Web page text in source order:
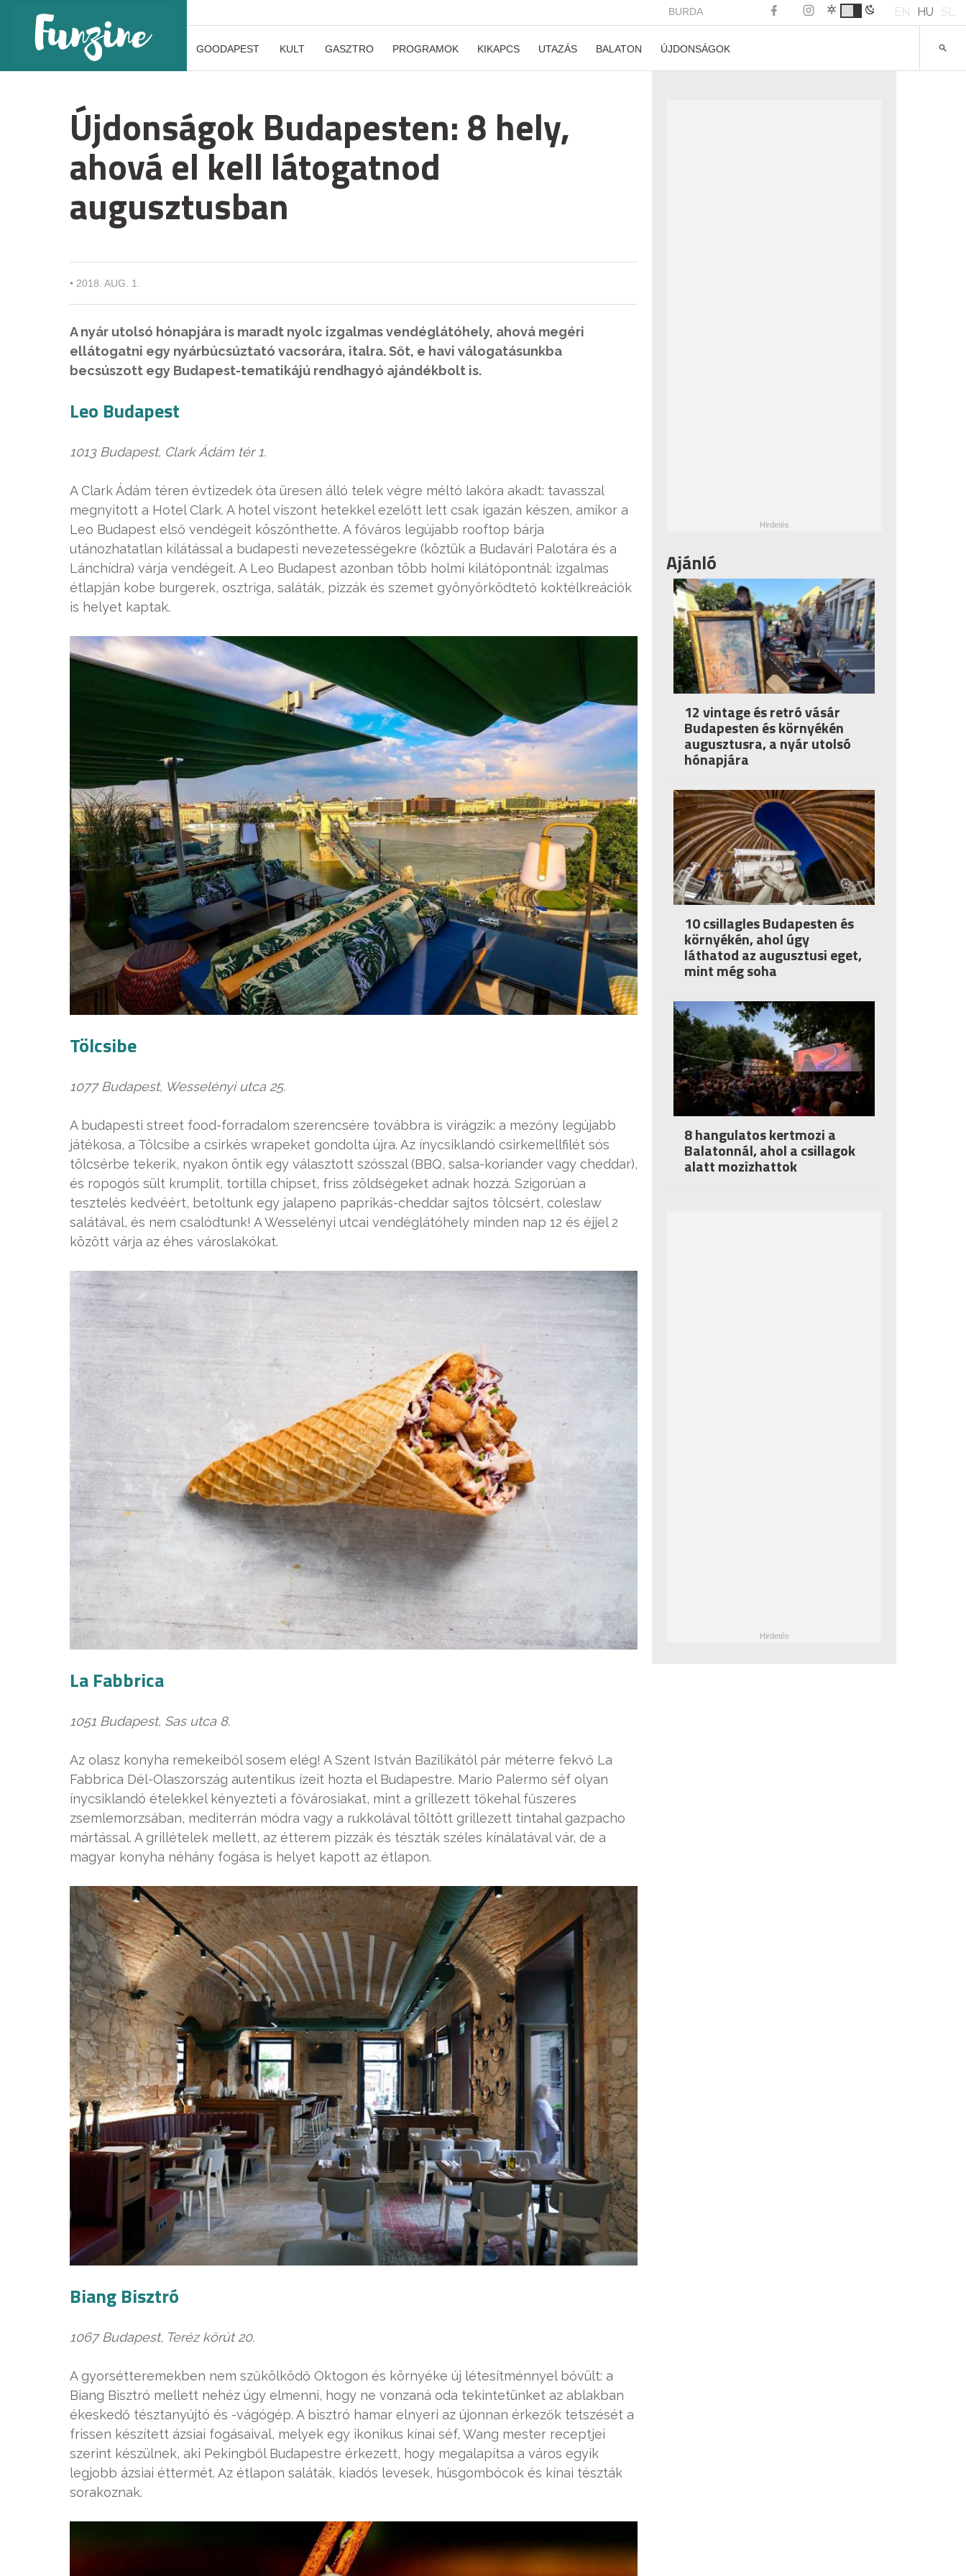
BURDA EN HU SL
GOODAPEST KULT GASZTRO PROGRAMOK KIKAPCS UTAZÁS BALATON ÚJDONSÁGOK
Újdonságok Budapesten: 8 hely,
ahová el kell látogatnod
augusztusban
• 2018. AUG. 1.
A nyár utolsó hónapjára is maradt nyolc izgalmas vendéglátóhely, ahová megéri
ellátogatni egy nyárbúcsúztató vacsorára, italra. Sőt, e havi válogatásunkba
becsúszott egy Budapest-tematikájú rendhagyó ajándékbolt is.
Leo Budapest
1013 Budapest, Clark Ádám tér 1.
A Clark Ádám téren évtizedek óta üresen álló telek végre méltó lakóra akadt: tavasszal
megnyitott a Hotel Clark. A hotel viszont hetekkel ezelőtt lett csak igazán készen, amikor a
Leo Budapest első vendégeit köszönthette. A főváros legújabb rooftop bárja
utánozhatatlan kilátással a budapesti nevezetességekre (köztük a Budavári Palotára és a
Lánchídra) várja vendégeit. A Leo Budapest azonban több holmi kilátópontnál: izgalmas
étlapján kobe burgerek, osztriga, saláták, pizzák és szemet gyönyörködtető koktélkreációk
is helyet kaptak.
Tölcsibe
1077 Budapest, Wesselényi utca 25.
A budapesti street food-forradalom szerencsére továbbra is virágzik: a mezőny legújabb
játékosa, a Tölcsibe a csirkés wrapeket gondolta újra. Az ínycsiklandó csirkemellfilét sós
tölcsérbe tekerik, nyakon öntik egy választott szósszal (BBQ, salsa-koriander vagy cheddar),
és ropogós sült krumplit, tortilla chipset, friss zöldségeket adnak hozzá. Szigorúan a
tesztelés kedvéért, betoltunk egy jalapeno paprikás-cheddar sajtos tölcsért, coleslaw
salátával, és nem csalódtunk! A Wesselényi utcai vendéglátóhely minden nap 12 és éjjel 2
között várja az éhes városlakókat.
La Fabbrica
1051 Budapest, Sas utca 8.
Az olasz konyha remekeiből sosem elég! A Szent István Bazilikától pár méterre fekvő La
Fabbrica Dél-Olaszország autentikus ízeit hozta el Budapestre. Mario Palermo séf olyan
ínycsiklandó ételekkel kényezteti a fővárosiakat, mint a grillezett tőkehal fűszeres
zsemlemorzsában, mediterrán módra vagy a rukkolával töltött grillezett tintahal gazpacho
mártással. A grillételek mellett, az étterem pizzák és tészták széles kínálatával vár, de a
magyar konyha néhány fogása is helyet kapott az étlapon.
Biang Bisztró
1067 Budapest, Teréz körút 20.
A gyorsétteremekben nem szűkölködő Oktogon és környéke új létesítménnyel bővült: a
Biang Bisztró mellett nehéz úgy elmenni, hogy ne vonzaná oda tekintetünket az ablakban
ékeskedő tésztanyújtó és -vágógép. A bisztró hamar elnyeri az újonnan érkezők tetszését a
frissen készített ázsiai fogásaival, melyek egy ikonikus kínai séf, Wang mester receptjei
szerint készülnek, aki Pekingből Budapestre érkezett, hogy megalapítsa a város egyik
legjobb ázsiai éttermét. Az étlapon saláták, kiadós levesek, húsgombócok és kínai tészták
sorakoznak.
Ajánló
12 vintage és retró vásár
Budapesten és környékén
augusztusra, a nyár utolsó
hónapjára
10 csillagles Budapesten és
környékén, ahol úgy
láthatod az augusztusi eget,
mint még soha
8 hangulatos kertmozi a
Balatonnál, ahol a csillagok
alatt mozizhattok